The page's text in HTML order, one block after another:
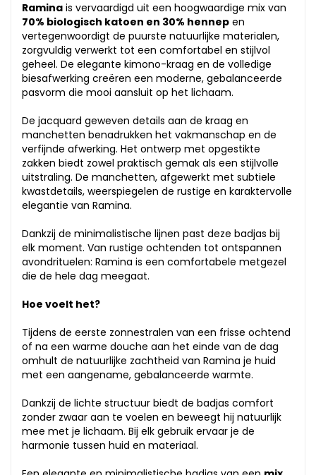
Ramina is vervaardigd uit een hoogwaardige mix van
70% biologisch katoen en 30% hennep en
vertegenwoordigt de puurste natuurlijke materialen,
zorgvuldig verwerkt tot een comfortabel en stijlvol
geheel. De elegante kimono-kraag en de volledige
biesafwerking creëren een moderne, gebalanceerde
pasvorm die mooi aansluit op het lichaam.
De jacquard geweven details aan de kraag en
manchetten benadrukken het vakmanschap en de
verfijnde afwerking. Het ontwerp met opgestikte
zakken biedt zowel praktisch gemak als een stijlvolle
uitstraling. De manchetten, afgewerkt met subtiele
kwastdetails, weerspiegelen de rustige en karaktervolle
elegantie van Ramina.
Dankzij de minimalistische lijnen past deze badjas bij
elk moment. Van rustige ochtenden tot ontspannen
avondrituelen: Ramina is een comfortabele metgezel
die de hele dag meegaat.
Hoe voelt het?
Tijdens de eerste zonnestralen van een frisse ochtend
of na een warme douche aan het einde van de dag
omhult de natuurlijke zachtheid van Ramina je huid
met een aangename, gebalanceerde warmte.
Dankzij de lichte structuur biedt de badjas comfort
zonder zwaar aan te voelen en beweegt hij natuurlijk
mee met je lichaam. Bij elk gebruik ervaar je de
harmonie tussen huid en materiaal.